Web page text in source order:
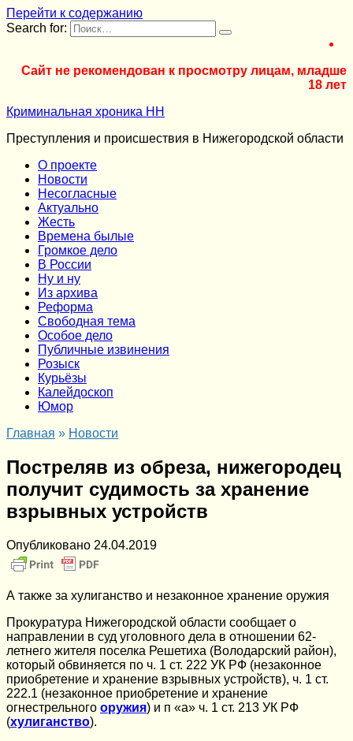
Перейти к содержанию
Search for:
Сайт не рекомендован к просмотру лицам, младше
18 лет
Криминальная хроника НН
Преступления и происшествия в Нижегородской области
О проекте
Новости
Несогласные
Актуально
Жесть
Времена былые
Громкое дело
В России
Ну и ну
Из архива
Реформа
Cвободная тема
Особое дело
Публичные извинения
Розыск
Курьёзы
Калейдоскоп
Юмор
Главная » Новости
Постреляв из обреза, нижегородец
получит судимость за хранение
взрывных устройств
Опубликовано 24.04.2019
А также за хулиганство и незаконное хранение оружия
Прокуратура Нижегородской области сообщает о
направлении в суд уголовного дела в отношении 62-
летнего жителя поселка Решетиха (Володарский район),
который обвиняется по ч. 1 ст. 222 УК РФ (незаконное
приобретение и хранение взрывных устройств), ч. 1 ст.
222.1 (незаконное приобретение и хранение
огнестрельного оружия) и п «а» ч. 1 ст. 213 УК РФ
(хулиганство).